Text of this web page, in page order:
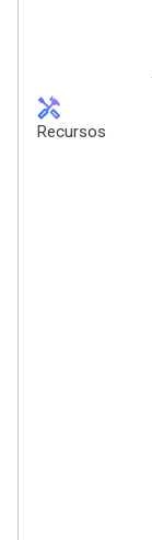
handyman
Recursos